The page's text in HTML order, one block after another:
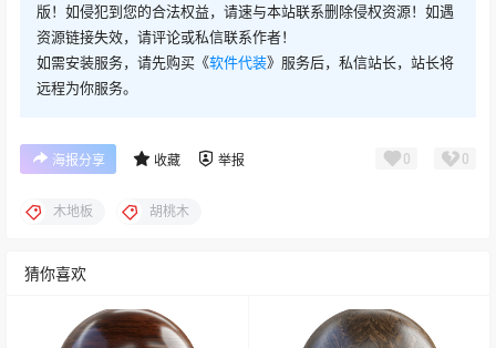
版！如侵犯到您的合法权益，请速与本站联系删除侵权资源！如遇
资源链接失效，请评论或私信联系作者！
如需安装服务，请先购买《软件代装》服务后，私信站长，站长将
远程为你服务。
海报分享 收藏 举报 0 0
木地板 胡桃木
猜你喜欢